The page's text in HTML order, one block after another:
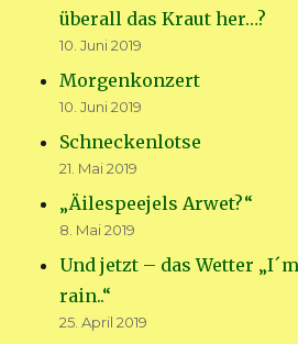
überall das Kraut her…?
10. Juni 2019
Morgenkonzert
10. Juni 2019
Schneckenlotse
21. Mai 2019
„Äilespeejels Arwet?“
8. Mai 2019
Und jetzt – das Wetter
rain..“
25. April 2019